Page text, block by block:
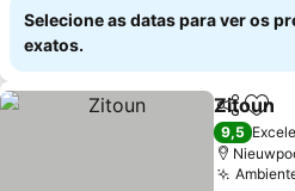
Selecione as datas para ver os
exatos.
Partilhar
Zitoun
9,5